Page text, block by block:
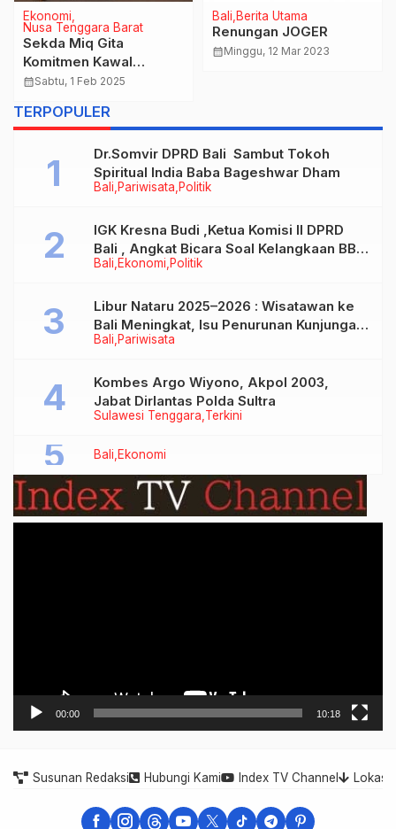
Ekonomi
Nusa Tenggara Barat
Sekda Miq Gita
Komitmen Kawal
Pelaksanaan APBN dan
Pembangunan di
Daerah Bidang IKP –
Wed, 22 Jan 2025
calendar_monthSabtu, 1 Feb 2025
Bali Berita Utama
Renungan JOGER
calendar_monthMinggu, 12 Mar 2023
TERPOPULER
Bali Pariwisata Politik
Dr.Somvir DPRD Bali Sambut Tokoh
Spiritual India Baba Bageshwar Dham
Bali Ekonomi Politik
IGK Kresna Budi ,Ketua Komisi II DPRD
Bali , Angkat Bicara Soal Kelangkaan BBM
Bersubsidi Jenis Solar
Bali Pariwisata
Libur Nataru 2025–2026 : Wisatawan ke
Bali Meningkat, Isu Penurunan Kunjungan
Tidak Benar
Sulawesi Tenggara Terkini
Kombes Argo Wiyono, Akpol 2003,
Jabat Dirlantas Polda Sultra
Bali Ekonomi
00:00 10:18
Susunan Redaksi Hubungi Kami Index TV Channel Lokasi